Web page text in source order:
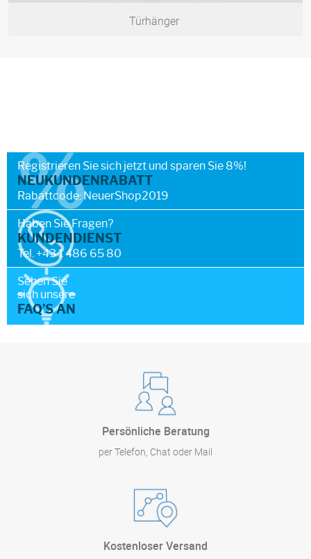
Türhänger
Registrieren Sie sich jetzt und sparen Sie 8%!
NEUKUNDENRABATT
Rabattcode: NeuerShop2019
Haben Sie Fragen?
KUNDENDIENST
Tel. +43 1 486 65 80
Sehen Sie
sich unsere
FAQ'S AN
Persönliche Beratung
per Telefon, Chat oder Mail
Kostenloser Versand